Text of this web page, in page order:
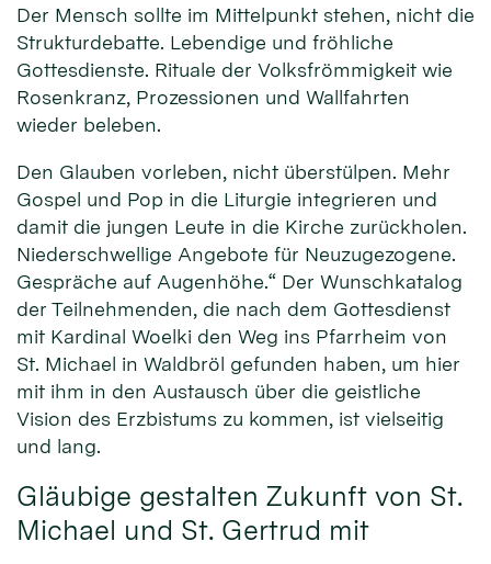
Der Mensch sollte im Mittelpunkt stehen, nicht die
Strukturdebatte. Lebendige und fröhliche
Gottesdienste. Rituale der Volksfrömmigkeit wie
Rosenkranz, Prozessionen und Wallfahrten
wieder beleben.
Den Glauben vorleben, nicht überstülpen. Mehr
Gospel und Pop in die Liturgie integrieren und
damit die jungen Leute in die Kirche zurückholen.
Niederschwellige Angebote für Neuzugezogene.
Gespräche auf Augenhöhe.“ Der Wunschkatalog
der Teilnehmenden, die nach dem Gottesdienst
mit Kardinal Woelki den Weg ins Pfarrheim von
St. Michael in Waldbröl gefunden haben, um hier
mit ihm in den Austausch über die geistliche
Vision des Erzbistums zu kommen, ist vielseitig
und lang.
Gläubige gestalten Zukunft von St.
Michael und St. Gertrud mit